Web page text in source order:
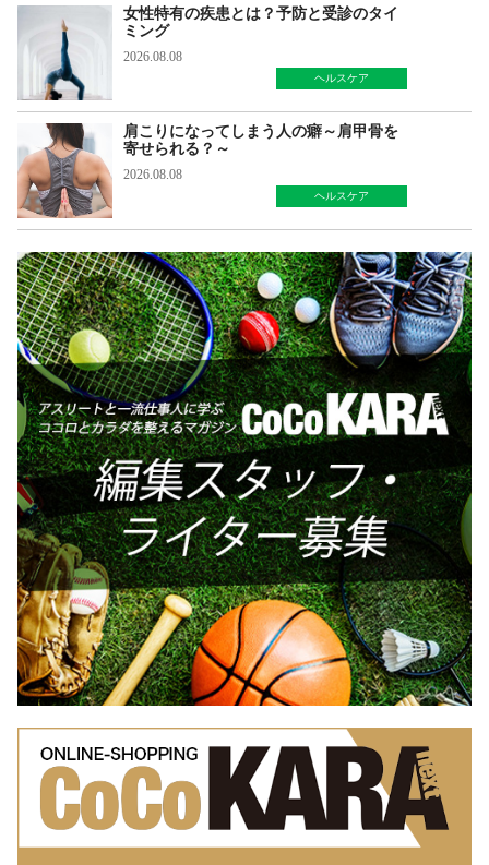
女性特有の疾患とは？予防と受診のタイ
ミング
2026.08.08
ヘルスケア
肩こりになってしまう人の癖～肩甲骨を
寄せられる？～
2026.08.08
ヘルスケア